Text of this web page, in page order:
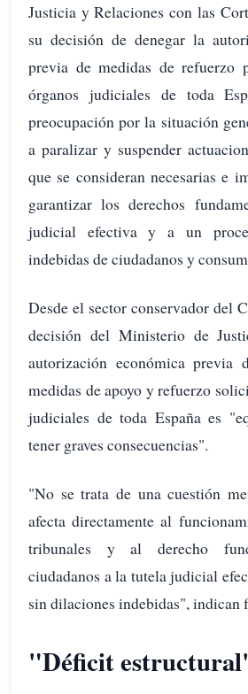
Justicia y Relaciones con las
su decisión de denegar la
previa de medidas de refuerzo
órganos judiciales de toda
preocupación por la situación
a paralizar y suspender
que se consideran necesarias e
garantizar los derechos
judicial efectiva y a un
indebidas de ciudadanos y
Desde el sector conservador del
decisión del Ministerio de
autorización económica previa
medidas de apoyo y refuerzo
judiciales de toda España es
tener graves consecuencias".
"No se trata de una cuestión
afecta directamente al
tribunales y al derecho
ciudadanos a la tutela judicial
sin dilaciones indebidas", indican
"Déficit